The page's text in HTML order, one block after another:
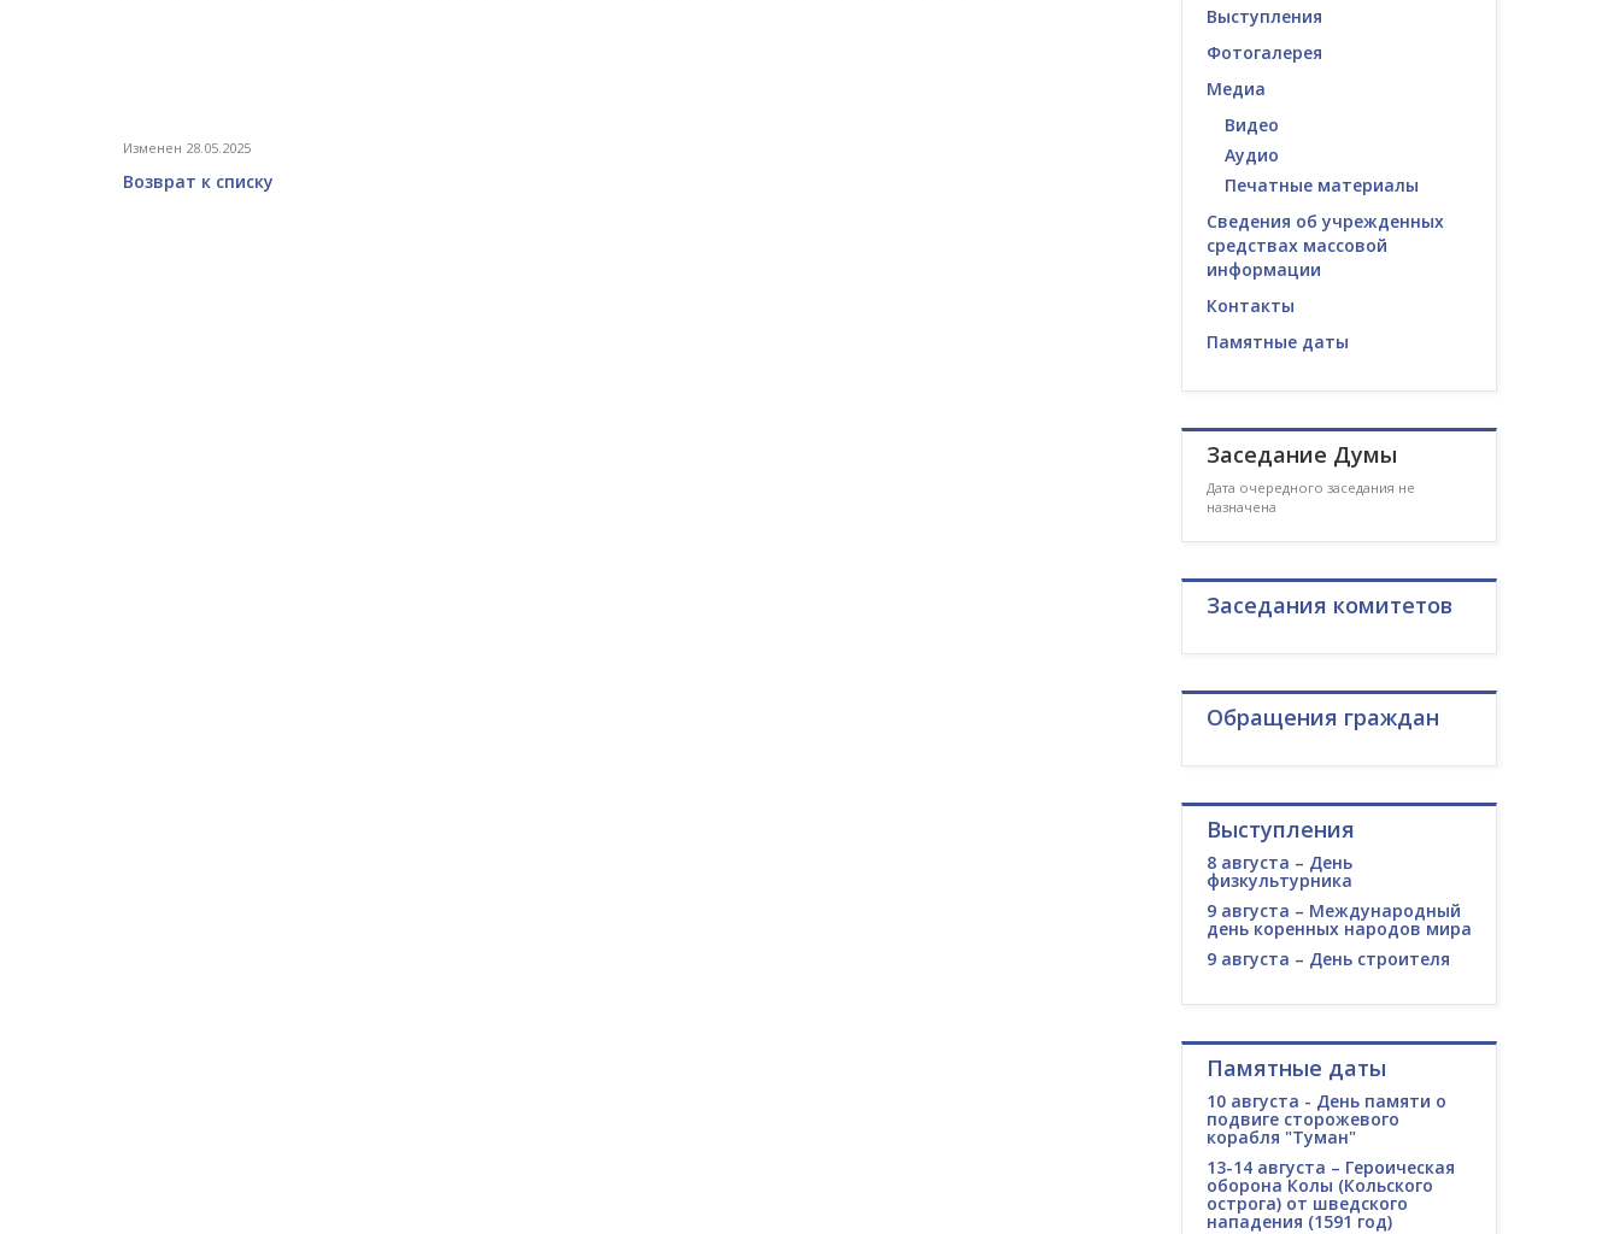
Изменен 28.05.2025
Возврат к списку
Выступления
Фотогалерея
Медиа
Видео
Аудио
Печатные материалы
Сведения об учрежденных
средствах массовой
информации
Контакты
Памятные даты
Заседание Думы
Дата очередного заседания не
назначена
Заседания комитетов
Обращения граждан
Выступления
8 августа – День
физкультурника
9 августа – Международный
день коренных народов мира
9 августа – День строителя
Памятные даты
10 августа - День памяти о
подвиге сторожевого
корабля "Туман"
13-14 августа – Героическая
оборона Колы (Кольского
острога) от шведского
нападения (1591 год)